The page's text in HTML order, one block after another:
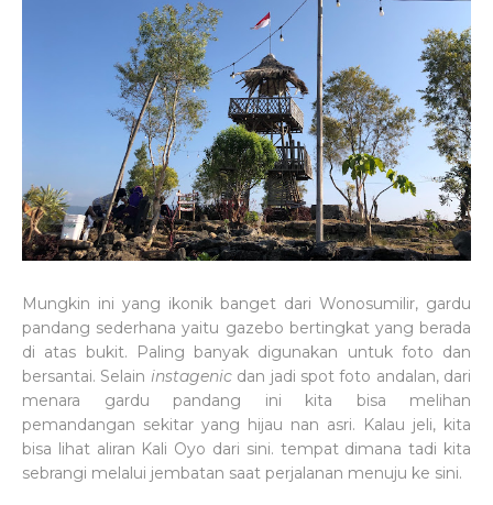
Mungkin ini yang ikonik banget dari Wonosumilir, gardu
pandang sederhana yaitu gazebo bertingkat yang berada
di atas bukit. Paling banyak digunakan untuk foto dan
bersantai. Selain instagenic dan jadi spot foto andalan, dari
menara gardu pandang ini kita bisa melihan
pemandangan sekitar yang hijau nan asri. Kalau jeli, kita
bisa lihat aliran Kali Oyo dari sini. tempat dimana tadi kita
sebrangi melalui jembatan saat perjalanan menuju ke sini.